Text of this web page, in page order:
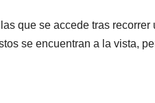
que se accede tras recorrer
se encuentran a la vista,